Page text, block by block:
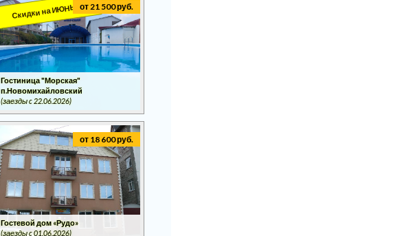
Скидки на ИЮНЬ!!!от 21 500 руб.
Гостиница "Морская"
п.Новомихайловский
(заезды c 22.06.2026)
от 18 600 руб.
Гостевой дом «Рудо»
(заезды c 01.06.2026)